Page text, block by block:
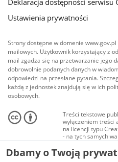
Ustawienia prywatności
Strony dostępne w domenie
mailowych. Użytkownik korzystający z
mail zgadza się na przetwarzanie jego
dobrowolnie podanych danych w
odpowiedzi na przesłane pytania.
każdą z jednostek znajdują się w ich
osobowych.
Treści tekstowe
wyłączeniem treści
na licencji typu
- na tych samych
Materiały
audio i wideo, są
Creative Commons:
Dbamy o Twoją